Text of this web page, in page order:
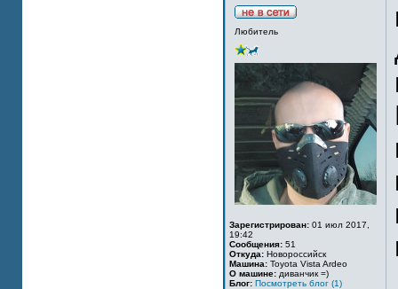
Любитель
Зарегистрирован: 01 июл 2017,
19:42
Сообщения: 51
Откуда: Новороссийск
Машина: Toyota Vista Ardeo
О машине: диванчик =)
Блог: Посмотреть блог (1)